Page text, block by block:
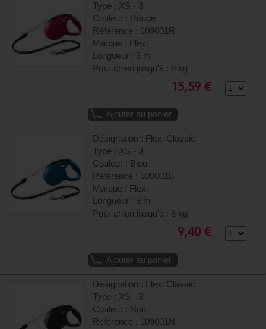
Type : XS - 3
Couleur : Rouge
Référence : 109001R
Marque : Flexi
Longueur : 3 m
Pour chien jusqu'à : 8 kg
15,59 €
Ajouter au panier
Désignation : Flexi Classic
Type : XS - 3
Couleur : Bleu
Référence : 109001B
Marque : Flexi
Longueur : 3 m
Pour chien jusqu'à : 8 kg
9,40 €
Ajouter au panier
Désignation : Flexi Classic
Type : XS - 3
Couleur : Noir
Référence : 109001N